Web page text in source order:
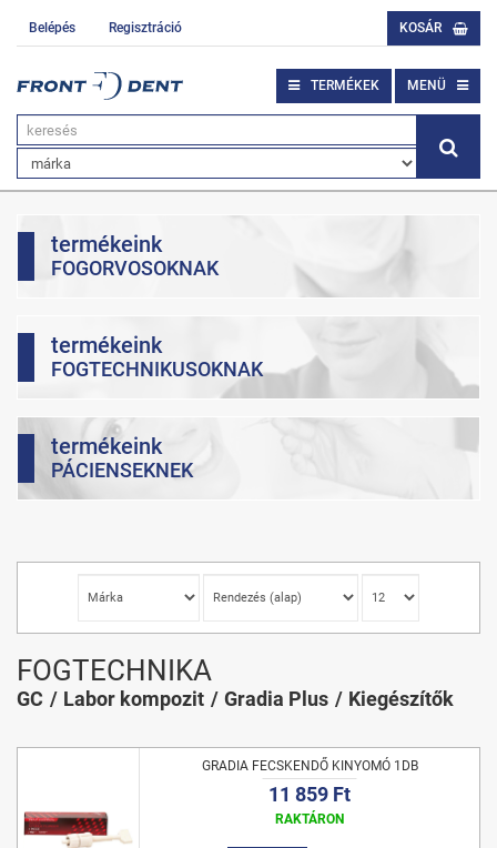
Belépés Regisztráció KOSÁR
TERMÉKEK MENÜ
termékeink
FOGORVOSOKNAK
termékeink
FOGTECHNIKUSOKNAK
termékeink
PÁCIENSEKNEK
FOGTECHNIKA
GC Labor kompozit Gradia Plus Kiegészítők
GRADIA FECSKENDŐ KINYOMÓ 1DB
11 859 Ft
RAKTÁRON